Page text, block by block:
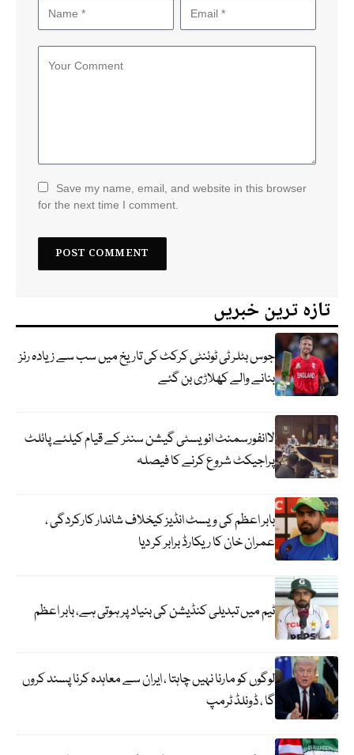
Save my name, email, and website in this browser
for the next time I comment.
تازہ ترین خبریں
جوس بٹلر ٹی ٹوئنٹی کرکٹ کی تاریخ میں سب سے زیادہ رنز
بنانے والے کھلاڑی بن گئے
لاانفورسمنٹ انویسٹی گیشن سنٹر کے قیام کیلئے پائلٹ
پراجیکٹ شروع کرنے کا فیصلہ
بابر اعظم کی ویسٹ انڈیز کیخلاف شاندار کارکردگی ،
عمران خان کا ریکارڈ برابر کر دیا
ٹیم میں تبدیلی کنڈیشن کی بنیاد پر ہوتی ہے، بابر اعظم
لوگوں کو مارنا نہیں چاہتا ، ایران سے معاہدہ کرنا پسند کروں
گا ، ڈونلڈ ٹرمپ